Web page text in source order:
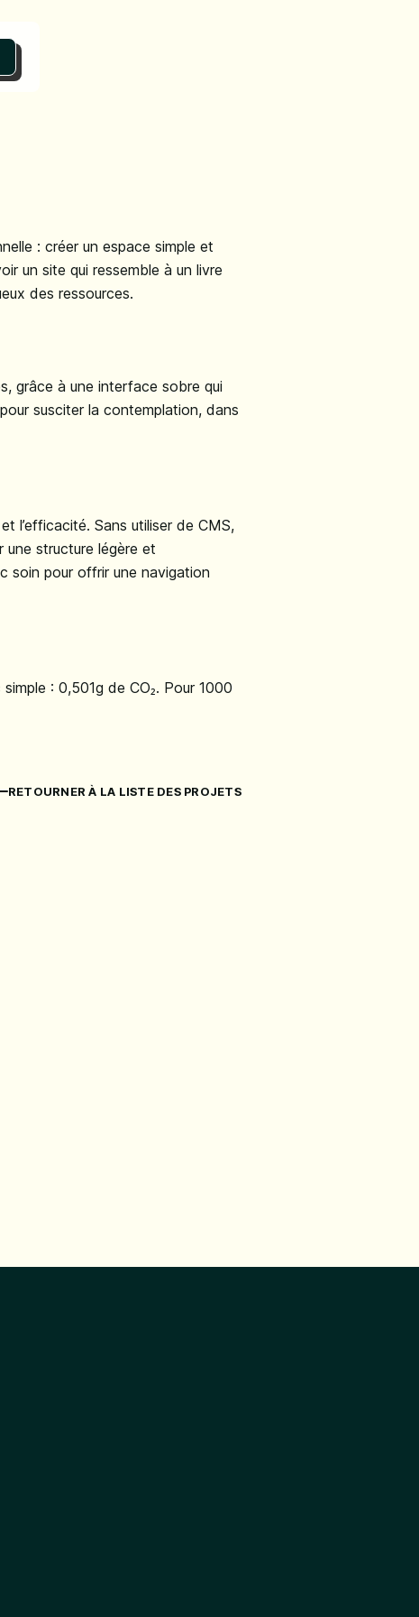
: créer un espace simple et
un site qui ressemble à un livre
des ressources.
grâce à une interface sobre qui
susciter la contemplation, dans
l’efficacité. Sans utiliser de CMS,
une structure légère et
soin pour offrir une navigation
: 0,501g de CO₂. Pour 1000
RETOURNER À LA LISTE DES PROJETS